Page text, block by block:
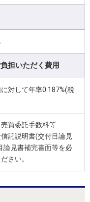
担いただく費用
対して年率0.187%(税
買委託手数料等
託説明書(交付目論見
論見書補完書面等を必
さい。